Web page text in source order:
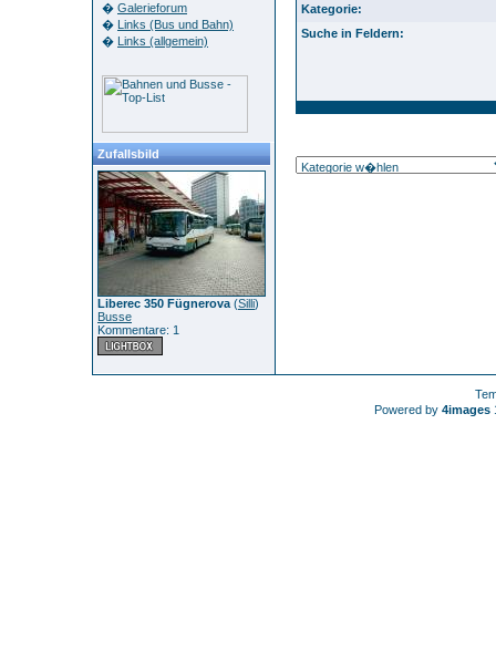
� Galerieforum
� Links (Bus und Bahn)
� Links (allgemein)
Zufallsbild
Liberec 350 Fügnerova (Silli)
Busse
Kommentare: 1
Kategorie:
Suche in Feldern:
Powered by 4images